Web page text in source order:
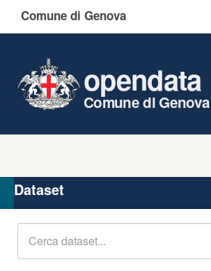
Comune di Genova
opendata
Comune di Genova
Organizzazioni
Gruppi
Dataset